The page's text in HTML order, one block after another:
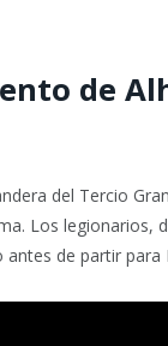
de
del Tercio
Los legionarios,
de partir para